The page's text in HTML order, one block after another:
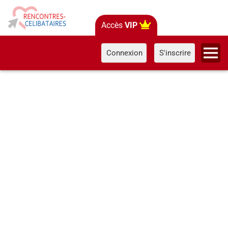
Accès VIP
Connexion S'inscrire